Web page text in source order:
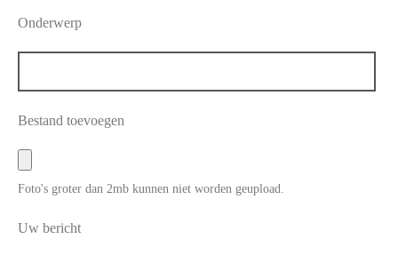
Onderwerp
Bestand toevoegen
Foto's groter dan 2mb kunnen niet worden geupload.
Uw bericht